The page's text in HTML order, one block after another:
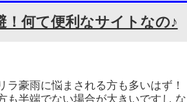
何て便利なサイトなの♪
ラ豪雨に悩まされる方も多いはず！
も半端でない場合が大きいですし な